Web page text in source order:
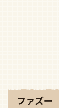
ファズー